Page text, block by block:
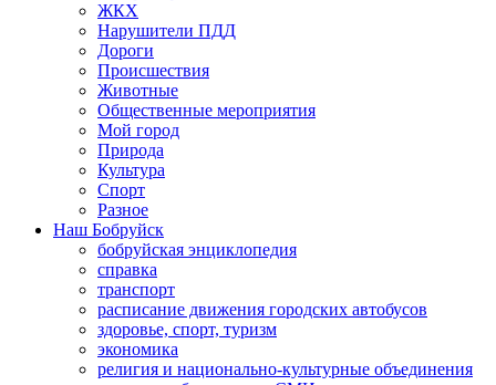
ЖКХ
Нарушители ПДД
Дороги
Происшествия
Животные
Общественные мероприятия
Мой город
Природа
Культура
Спорт
Разное
Наш Бобруйск
бобруйская энциклопедия
справка
транспорт
расписание движения городских автобусов
здоровье, спорт, туризм
экономика
религия и национально-культурные объединения